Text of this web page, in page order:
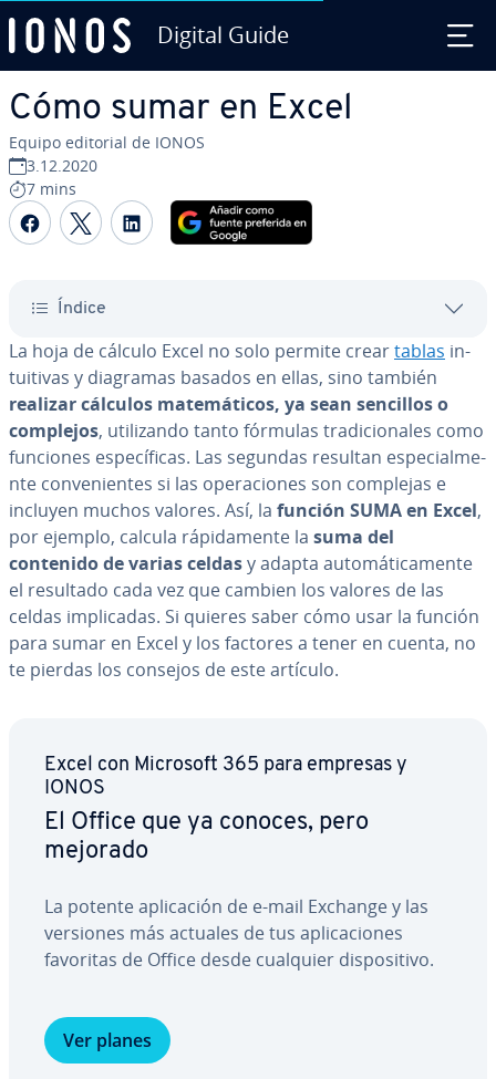
Digital Guide
Cómo sumar en Excel
Equipo editorial de IONOS
3.12.2020
7 mins
Compartir Facebook
Compartir Twitter
Compartir LinkedIn
Índice
La hoja de cálculo Excel no solo permite creartablas in­
tui­ti­vas y diagramas basados en ellas, sino también
realizar cálculos ma­te­má­ti­cos, ya sean sencillos o
complejos, uti­li­za­n­do tanto fórmulas tra­di­cio­na­les como
funciones es­pe­cí­fi­cas. Las segundas resultan es­pe­cia­l­me­
n­te co­n­ve­nie­n­tes si las ope­ra­cio­nes son complejas e
incluyen muchos valores. Así, la función SUMA en Excel,
por ejemplo, calcula rá­pi­da­me­n­te la suma del
contenido de varias celdasy adapta au­to­má­ti­ca­me­n­te
el resultado cada vez que cambien los valores de las
celdas im­pli­ca­das. Si quieres saber cómo usar la función
para sumar en Excel y los factores a tener en cuenta, no
te pierdas los consejos de este artículo.
Excel con Microsoft 365 para empresas y
IONOS
El Office que ya conoces, pero
mejorado
La potente apli­ca­ción de e-mail Exchange y las
versiones más actuales de tus apli­ca­cio­nes
favoritas de Office desde cualquier di­s­po­si­ti­vo.
Ver planes